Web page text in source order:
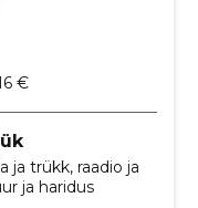
€
ja trükk, raadio ja
ja haridus